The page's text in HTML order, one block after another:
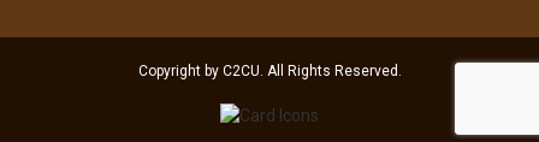
Copyright by C2CU. All Rights Reserved.